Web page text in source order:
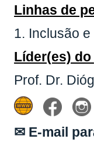
Linhas de
1. Inclusão
Líder(es)
Prof. Dr.
✉ E-mail